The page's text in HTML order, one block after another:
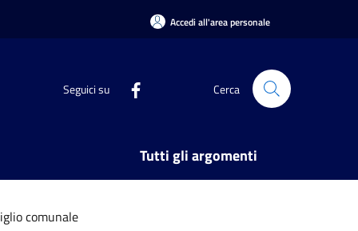
Accedi all'area personale
Seguici su Cerca
Tutti gli argomenti
comunale